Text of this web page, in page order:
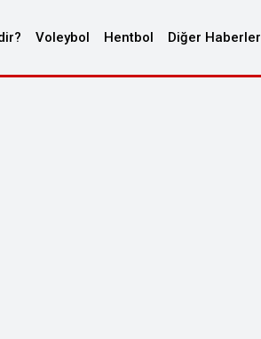
Voleybol Hentbol Diğer Haberler